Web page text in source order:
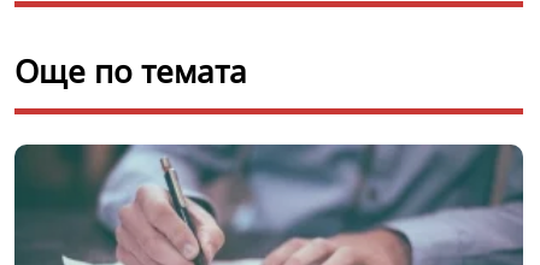
Още по темата